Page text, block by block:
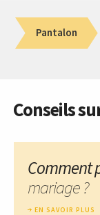
Pantalon
Conseils
Comment
mariage ?
EN SAVOIR PLUS